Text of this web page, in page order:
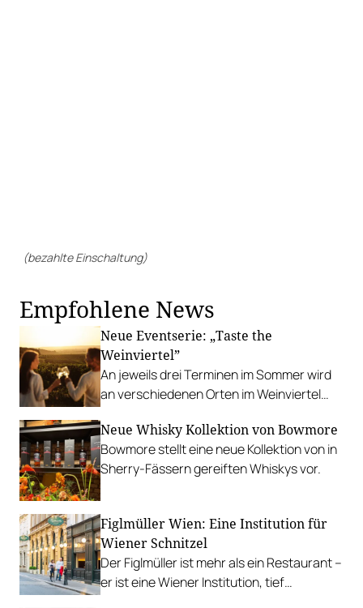
(bezahlte Einschaltung)
Empfohlene News
Neue Eventserie: „Taste the
Weinviertel”
An jeweils drei Terminen im Sommer wird
an verschiedenen Orten im Weinviertel
Neue Whisky Kollektion von Bowmore
Bowmore stellt eine neue Kollektion von in
Sherry-Fässern gereiften Whiskys vor.
Figlmüller Wien: Eine Institution für
Wiener Schnitzel
Der Figlmüller ist mehr als ein Restaurant –
er ist eine Wiener Institution, tief